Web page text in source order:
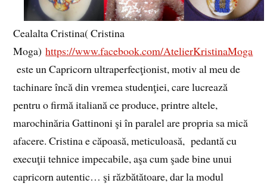
Cealalta Cristina( Cristina
Moga)https://www.facebook.com/AtelierKristinaMoga
este un Capricorn ultraperfecţionist, motiv al meu de
tachinare încă din vremea studenţiei, care lucrează
pentru o firmă italiană ce produce, printre altele,
marochinăria Gattinoni şi în paralel are propria sa mică
afacere. Cristina e căpoasă, meticuloasă, pedantă cu
execuţii tehnice impecabile, aşa cum şade bine unui
capricorn autentic… şi răzbătătoare, dar la modul